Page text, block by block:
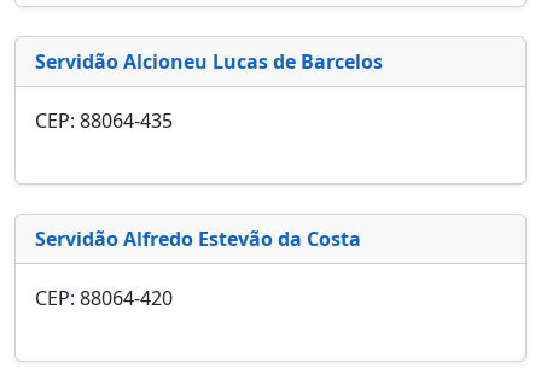
Servidão Alcioneu Lucas de Barcelos
CEP: 88064-435
Servidão Alfredo Estevão da Costa
CEP: 88064-420